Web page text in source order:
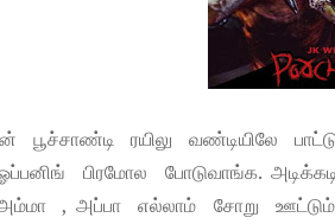
பூச்சாண்டி ரயிலு வண்டியிலே
பிரமோல போடுவாங்க.
, அப்பா எல்லாம் சோறு